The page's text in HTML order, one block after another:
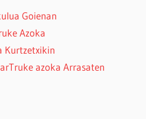
Goienan
Azoka
Kurtzetxikin
azoka Arrasaten